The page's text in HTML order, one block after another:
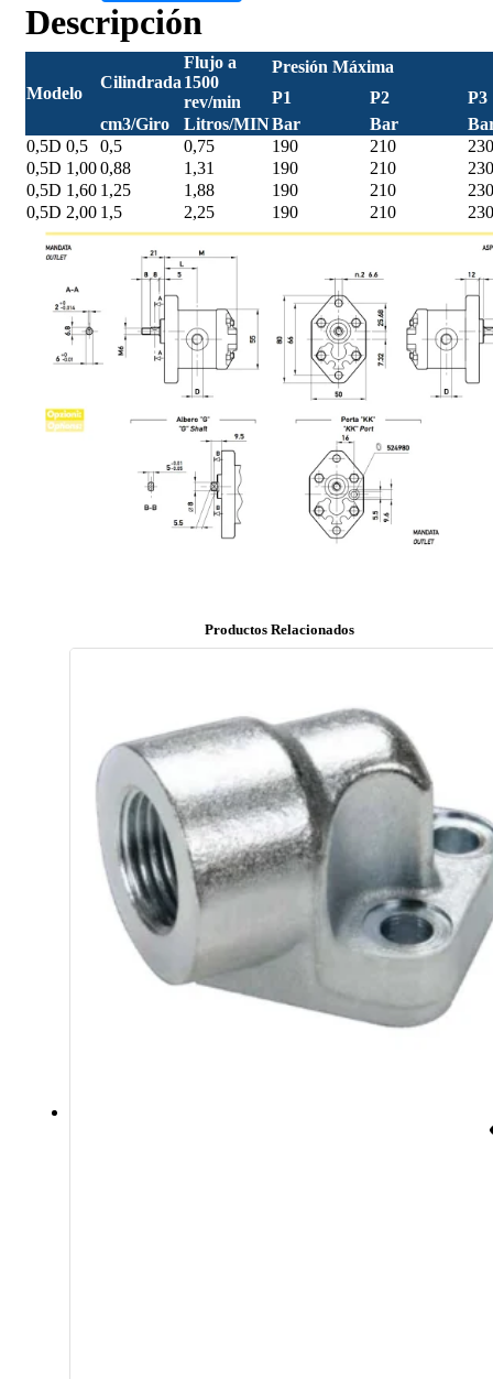
Descripción
Modelo
Cilindrada
Flujo a
1500
rev/min
Presión Máxima
P1
P2
P3
cm3/Giro
Litros/MINBar Bar
0,5D 0,5
0,5 0,75 190 210
230
0,5D 1,000,88 1,31 190 210
230
0,5D 1,60 1,25 1,88 190 210
230
0,5D 2,00 1,5 2,25 190 210 230
Productos Relacionados